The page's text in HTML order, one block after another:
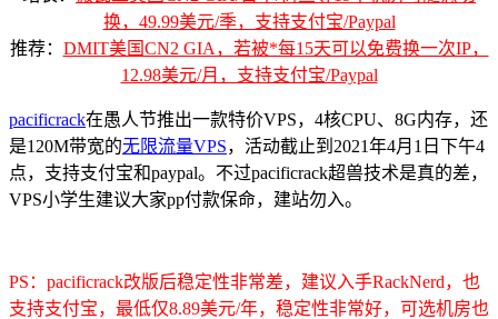
换，49.99美元/季，支持支付宝/Paypal
推荐： DMIT美国CN2 GIA，若被*每15天可以免费换一次IP，
12.98美元/月，支持支付宝/Paypal
pacificrack在愚人节推出一款特价VPS，4核CPU、8G内存，还
是120M带宽的无限流量VPS，活动截止到2021年4月1日下午4
点，支持支付宝和paypal。不过pacificrack超兽技术是真的差，
VPS小学生建议大家pp付款保命，建站勿入。
PS：pacificrack改版后稳定性非常差，建议入手RackNerd，也
支持支付宝，最低仅8.89美元/年，稳定性非常好，可选机房也